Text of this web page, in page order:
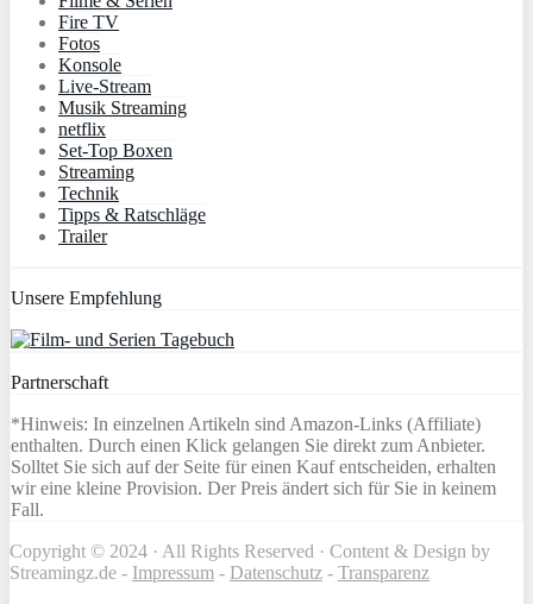
Fire TV
Fotos
Konsole
Live-Stream
Musik Streaming
netflix
Set-Top Boxen
Streaming
Technik
Tipps & Ratschläge
Trailer
Unsere Empfehlung
Partnerschaft
*Hinweis: In einzelnen Artikeln sind Amazon-Links (Affiliate)
enthalten. Durch einen Klick gelangen Sie direkt zum Anbieter.
Solltet Sie sich auf der Seite für einen Kauf entscheiden, erhalten
wir eine kleine Provision. Der Preis ändert sich für Sie in keinem
Fall.
Copyright © 2024 · All Rights Reserved · Content & Design by
Streamingz.de - Impressum - Datenschutz - Transparenz